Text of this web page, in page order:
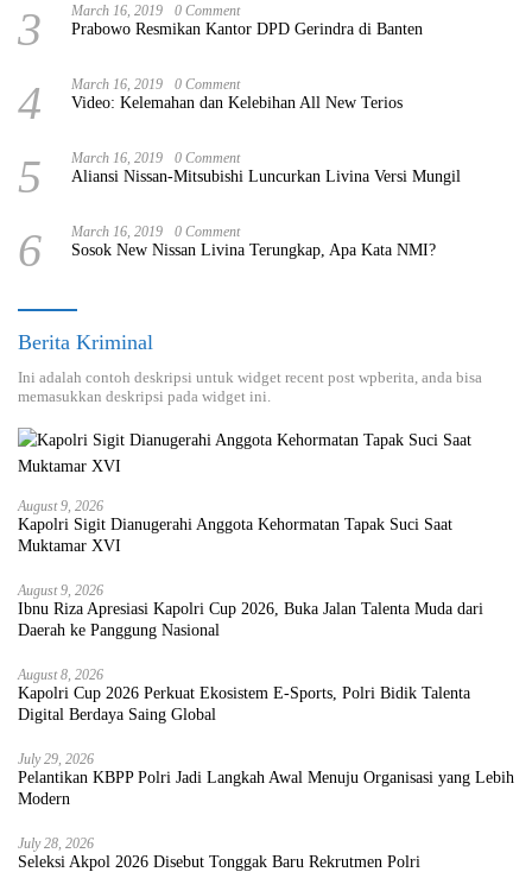
3 March 16, 2019 0 Comment
Prabowo Resmikan Kantor DPD Gerindra di Banten
4 March 16, 2019 0 Comment
Video: Kelemahan dan Kelebihan All New Terios
5 March 16, 2019 0 Comment
Aliansi Nissan-Mitsubishi Luncurkan Livina Versi Mungil
6 March 16, 2019 0 Comment
Sosok New Nissan Livina Terungkap, Apa Kata NMI?
Berita Kriminal
Ini adalah contoh deskripsi untuk widget recent post wpberita, anda bisa
memasukkan deskripsi pada widget ini.
August 9, 2026
Kapolri Sigit Dianugerahi Anggota Kehormatan Tapak Suci Saat
Muktamar XVI
August 9, 2026
Ibnu Riza Apresiasi Kapolri Cup 2026, Buka Jalan Talenta Muda dari
Daerah ke Panggung Nasional
August 8, 2026
Kapolri Cup 2026 Perkuat Ekosistem E-Sports, Polri Bidik Talenta
Digital Berdaya Saing Global
July 29, 2026
Pelantikan KBPP Polri Jadi Langkah Awal Menuju Organisasi yang Lebih
Modern
July 28, 2026
Seleksi Akpol 2026 Disebut Tonggak Baru Rekrutmen Polri